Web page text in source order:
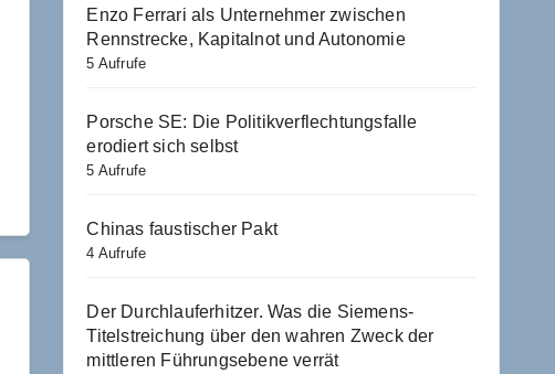
Enzo Ferrari als Unternehmer zwischen
Rennstrecke, Kapitalnot und Autonomie
5 Aufrufe
Porsche SE: Die Politikverflechtungsfalle
erodiert sich selbst
5 Aufrufe
Chinas faustischer Pakt
4 Aufrufe
Der Durchlauferhitzer. Was die Siemens-
Titelstreichung über den wahren Zweck der
mittleren Führungsebene verrät